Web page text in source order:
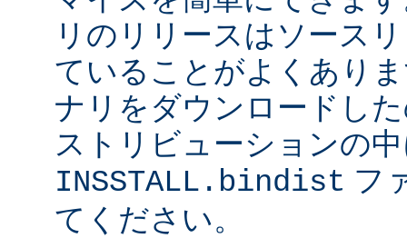
リのリリースはソース
ていることがよくあり
ナリをダウンロードし
ストリビューションの
INSSTALL.bindist フ
てください。